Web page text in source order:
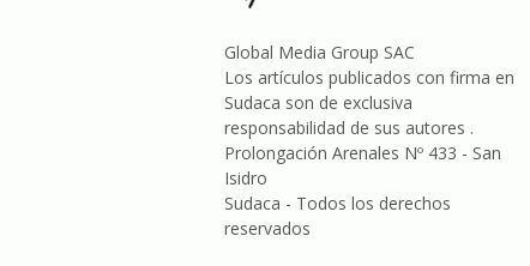
Global Media Group SAC
Los artículos publicados con firma en
Sudaca son de exclusiva
responsabilidad de sus autores .
Prolongación Arenales Nº 433 - San
Isidro
Sudaca - Todos los derechos
reservados